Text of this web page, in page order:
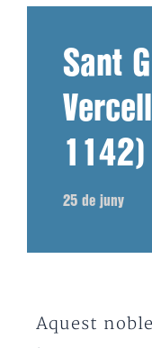
Sant
1142)
25 de juny
Aquest